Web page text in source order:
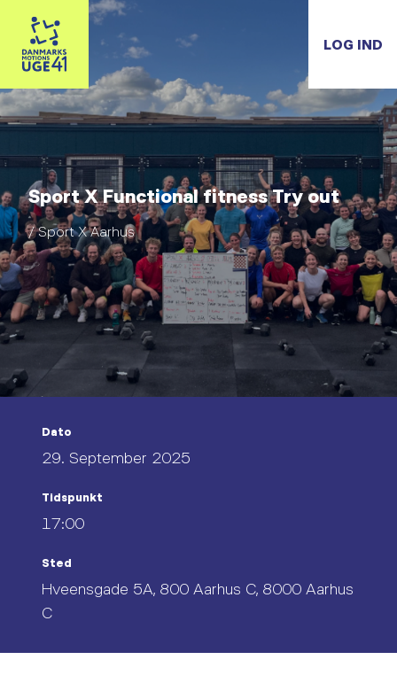
LOG IND
Sport X Functional fitness Try out
/ Sport X Aarhus
Dato
29. September 2025
Tidspunkt
17:00
Sted
Hveensgade 5A, 800 Aarhus C, 8000 Aarhus
C